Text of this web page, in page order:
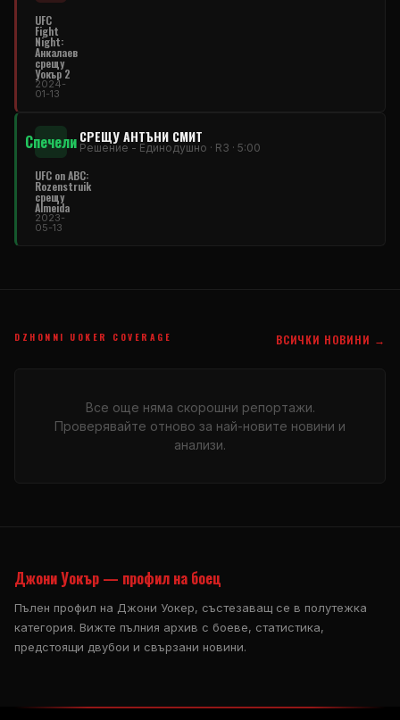
UFC
Fight
Night:
Анкалаев
срещу
Уокър 2
2024-
01-13
СпечелиСРЕЩУ АНТЪНИ СМИТ
Решение - Единодушно · R3 · 5:00
UFC on ABC:
Rozenstruik
срещу
Almeida
2023-
05-13
DZHONNI UOKER COVERAGE ВСИЧКИ НОВИНИ →
Все още няма скорошни репортажи.
Проверявайте отново за най-новите новини и
анализи.
Джони Уокър — профил на боец
Пълен профил на Джони Уокер, състезаващ се в полутежка
категория. Вижте пълния архив с боеве, статистика,
предстоящи двубои и свързани новини.